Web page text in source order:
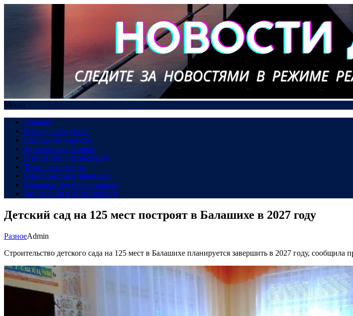
Меню
Главная
В сердце общества
Созидание и рынок
Финансовый компас
В пути: все о транспорте
Техно-революция
Рынок жилья в динамике
Здоровье под микроскопом
Инновации и возможности
Детский сад на 125 мест построят в Балашихе в 2027 году
РазноеAdmin
Строительство детского сада на 125 мест в Балашихе планируется завершить в 2027 году,